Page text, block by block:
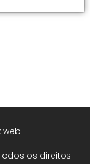
os direitos
web